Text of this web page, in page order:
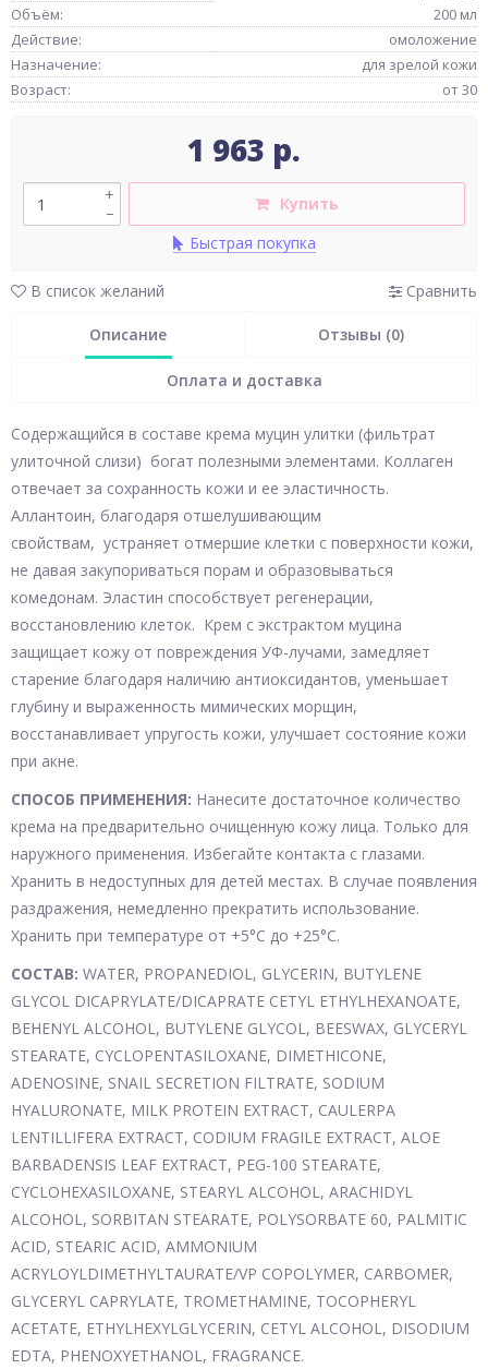
Объём:
200 мл
Действие:
омоложение
Назначение:
для зрелой кожи
Возраст:
от 30
1 963 р.
–
+
Купить
Быстрая покупка
В список желаний Сравнить
Описание Отзывы (0)
Оплата и доставка
Содержащийся в составе крема муцин улитки (фильтрат
улиточной слизи) богат полезными элементами. Коллаген
отвечает за сохранность кожи и ее эластичность.
Аллантоин, благодаря отшелушивающим
свойствам, устраняет отмершие клетки с поверхности кожи,
не давая закупориваться порам и образовываться
комедонам. Эластин способствует регенерации,
восстановлению клеток. Крем с экстрактом муцина
защищает кожу от повреждения УФ-лучами, замедляет
старение благодаря наличию антиоксидантов, уменьшает
глубину и выраженность мимических морщин,
восстанавливает упругость кожи, улучшает состояние кожи
при акне.
СПОСОБ ПРИМЕНЕНИЯ: Нанесите достаточное количество
крема на предварительно очищенную кожу лица. Только для
наружного применения. Избегайте контакта с глазами.
Хранить в недоступных для детей местах. В случае появления
раздражения, немедленно прекратить использование.
Хранить при температуре от +5°С до +25°С.
СОСТАВ: WATER, PROPANEDIOL, GLYCERIN, BUTYLENE
GLYCOL DICAPRYLATE/DICAPRATE CETYL ETHYLHEXANOATE,
BEHENYL ALCOHOL, BUTYLENE GLYCOL, BEESWAX, GLYCERYL
STEARATE, CYCLOPENTASILOXANE, DIMETHICONE,
ADENOSINE, SNAIL SECRETION FILTRATE, SODIUM
HYALURONATE, MILK PROTEIN EXTRACT, CAULERPA
LENTILLIFERA EXTRACT, CODIUM FRAGILE EXTRACT, ALOE
BARBADENSIS LEAF EXTRACT, PEG-100 STEARATE,
CYCLOHEXASILOXANE, STEARYL ALCOHOL, ARACHIDYL
ALCOHOL, SORBITAN STEARATE, POLYSORBATE 60, PALMITIC
ACID, STEARIC ACID, AMMONIUM
ACRYLOYLDIMETHYLTAURATE/VP COPOLYMER, CARBOMER,
GLYCERYL CAPRYLATE, TROMETHAMINE, TOCOPHERYL
ACETATE, ETHYLHEXYLGLYCERIN, CETYL ALCOHOL, DISODIUM
EDTA, PHENOXYETHANOL, FRAGRANCE.